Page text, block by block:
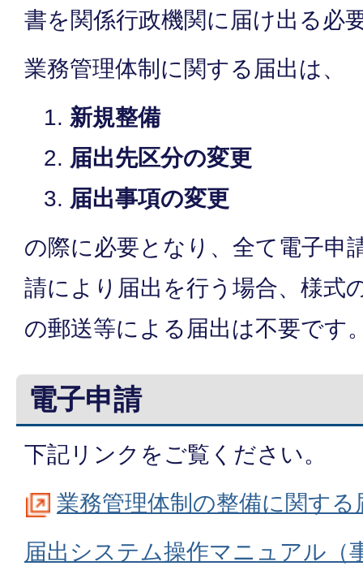
書を関係行政機関に届け出る必
業務管理体制に関する届出は、
新規整備
届出先区分の変更
届出事項の変更
の際に必要となり、全て電子申
請により届出を行う場合、様式
の郵送等による届出は不要です
電子申請
下記リンクをご覧ください。
業務管理体制の整備に関す
届出システム操作マニュアル（